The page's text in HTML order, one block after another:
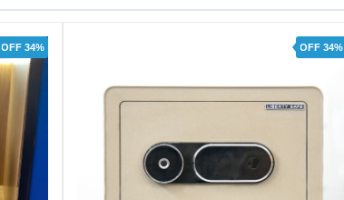
OFF 34% OFF 34%